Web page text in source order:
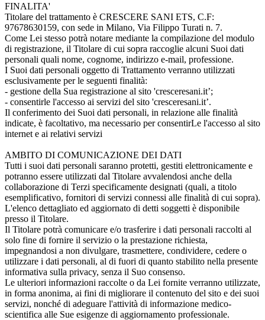
FINALITA'
Titolare del trattamento è CRESCERE SANI ETS, C.F:
97678630159, con sede in Milano, Via Filippo Turati n. 7.
Come Lei stesso potrà notare mediante la compilazione del modulo
di registrazione, il Titolare di cui sopra raccoglie alcuni Suoi dati
personali quali nome, cognome, indirizzo e-mail, professione.
I Suoi dati personali oggetto di Trattamento verranno utilizzati
esclusivamente per le seguenti finalità:
- gestione della Sua registrazione al sito 'cresceresani.it’;
- consentirle l'accesso ai servizi del sito 'cresceresani.it’.
Il conferimento dei Suoi dati personali, in relazione alle finalità
indicate, è facoltativo, ma necessario per consentirLe l'accesso al sito
internet e ai relativi servizi
AMBITO DI COMUNICAZIONE DEI DATI
Tutti i suoi dati personali saranno protetti, gestiti elettronicamente e
potranno essere utilizzati dal Titolare avvalendosi anche della
collaborazione di Terzi specificamente designati (quali, a titolo
esemplificativo, fornitori di servizi connessi alle finalità di cui sopra).
L'elenco dettagliato ed aggiornato di detti soggetti è disponibile
presso il Titolare.
Il Titolare potrà comunicare e/o trasferire i dati personali raccolti al
solo fine di fornire il servizio o la prestazione richiesta,
impegnandosi a non divulgare, trasmettere, condividere, cedere o
utilizzare i dati personali, al di fuori di quanto stabilito nella presente
informativa sulla privacy, senza il Suo consenso.
Le ulteriori informazioni raccolte o da Lei fornite verranno utilizzate,
in forma anonima, ai fini di migliorare il contenuto del sito e dei suoi
servizi, nonché di adeguare l'attività di informazione medico-
scientifica alle Sue esigenze di aggiornamento professionale.